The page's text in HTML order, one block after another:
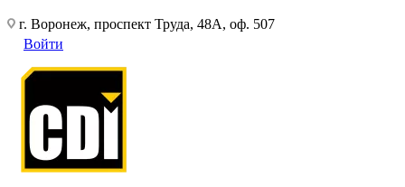
г. Воронеж, проспект Труда, 48А, оф. 507
Войти